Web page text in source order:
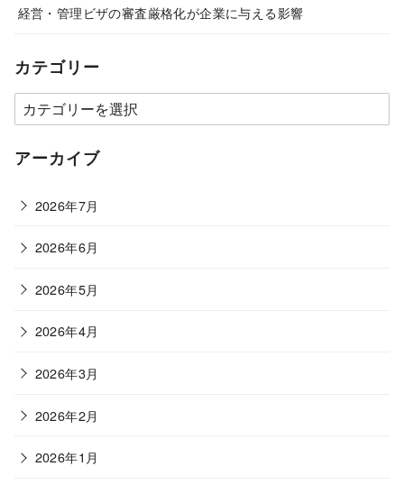
経営・管理ビザの審査厳格化が企業に与える影響
カテゴリー
カ
テ
ゴ
ー
アーカイブ
2026年7月
2026年6月
2026年5月
2026年4月
2026年3月
2026年2月
2026年1月